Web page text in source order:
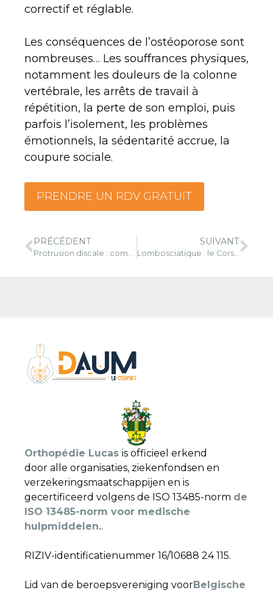
correctif et réglable.
Les conséquences de l’ostéoporose sont
nombreuses… Les souffrances physiques,
notamment les douleurs de la colonne
vertébrale, les arrêts de travail à
répétition, la perte de son emploi, puis
parfois l’isolement, les problèmes
émotionnels, la sédentarité accrue, la
coupure sociale.
PRENDRE UN RDV GRATUIT
PRÉCÉDENT SUIVANT
Lombosciatique : le Corset Daum peut aider !
Orthopédie Lucas is officieel erkend
door alle organisaties, ziekenfondsen en
verzekeringsmaatschappijen en is
gecertificeerd volgens de ISO 13485-norm de
ISO 13485-norm voor medische
hulpmiddelen..
RIZIV-identificatienummer 16/10688 24 115.
Lid van de beroepsvereniging voorBelgische